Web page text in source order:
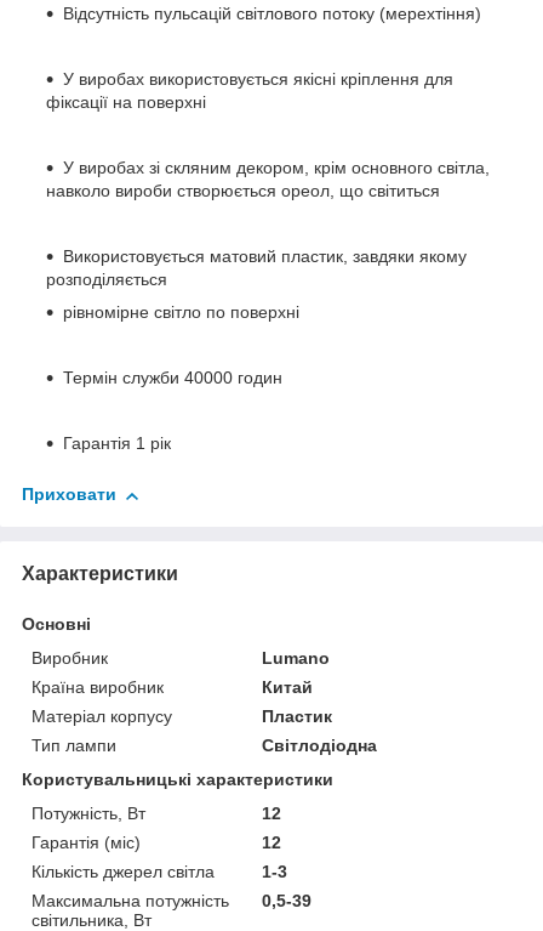
Відсутність пульсацій світлового потоку (мерехтіння)
У виробах використовується якісні кріплення для
фіксації на поверхні
У виробах зі скляним декором, крім основного світла,
навколо вироби створюється ореол, що світиться
Використовується матовий пластик, завдяки якому
розподіляється
рівномірне світло по поверхні
Термін служби 40000 годин
Гарантія 1 рік
Приховати
Характеристики
Основні
Виробник
Lumano
Країна виробник
Китай
Матеріал корпусу
Пластик
Тип лампи
Світлодіодна
Користувальницькі характеристики
Потужність, Вт
12
Гарантія (міс)
12
Кількість джерел світла
1-3
Максимальна потужність
світильника, Вт
0,5-39